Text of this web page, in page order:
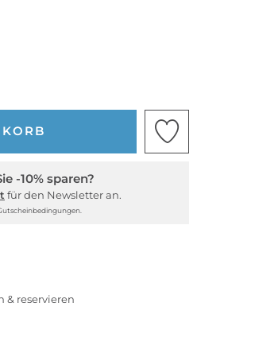
-10% sparen?
für den Newsletter an.
& reservieren